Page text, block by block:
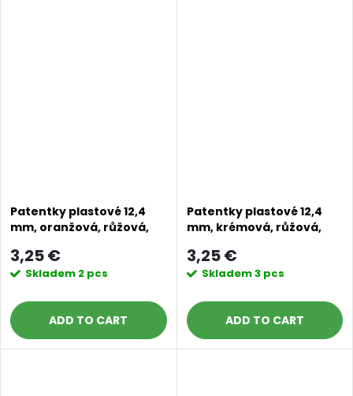
Patentky plastové 12,4
mm, oranžová, růžová,
3,25 €
Skladem 2 pcs
ADD TO CART
Patentky plastové 12,4
mm, krémová, růžová,
3,25 €
Skladem3 pcs
ADD TO CART